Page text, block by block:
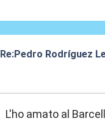
Re:Pedro Rodríguez
L'ho amato al